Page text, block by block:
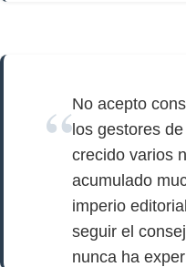
No acepto
los gestores
crecido varios
acumulado
imperio
seguir el
nunca ha